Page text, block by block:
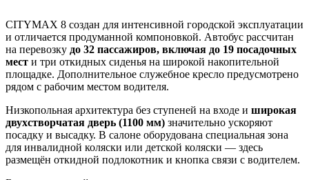
CITYMAX 8 создан для интенсивной городской эксплуатации
и отличается продуманной компоновкой. Автобус рассчитан
на перевозку до 32 пассажиров, включая до 19 посадочных
мест и три откидных сиденья на широкой накопительной
площадке. Дополнительное служебное кресло предусмотрено
рядом с рабочим местом водителя.
Низкопольная архитектура без ступеней на входе и широкая
двухстворчатая дверь (1100 мм) значительно ускоряют
посадку и высадку. В салоне оборудована специальная зона
для инвалидной коляски или детской коляски — здесь
размещён откидной подлокотник и кнопка связи с водителем.